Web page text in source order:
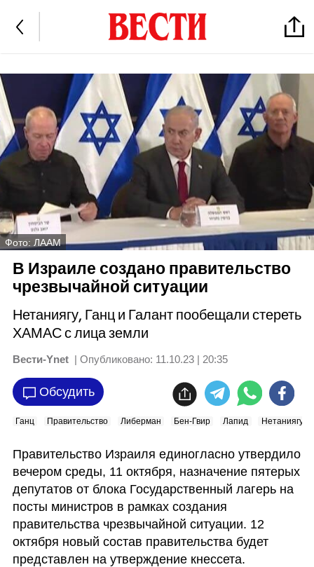
Фото: ЛААМ
В Израиле создано правительство
чрезвычайной ситуации
Нетаниягу, Ганц и Галант пообещали стереть
ХАМАС с лица земли
Вести-Ynet | Опубликовано: 11.10.23 | 20:35
Обсудить
Ганц Правительство Либерман Бен-Гвир Лапид Нетаниягу
Правительство Израиля единогласно утвердило
вечером среды, 11 октября, назначение пятерых
депутатов от блока Государственный лагерь на
посты министров в рамках создания
правительства чрезвычайной ситуации. 12
октября новый состав правительства будет
представлен на утверждение кнессета.